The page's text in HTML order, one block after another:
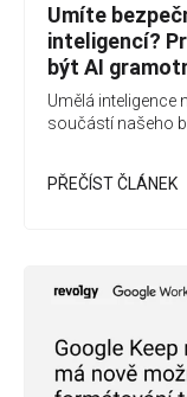
Umíte
inteligencí?
být AI
Umělá inteligence
součástí našeho
PŘEČÍST ČLÁNEK